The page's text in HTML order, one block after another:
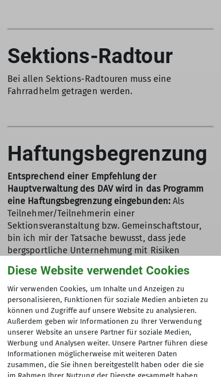
Sektions-Radtour
Bei allen Sektions-Radtouren muss eine
Fahrradhelm getragen werden.
Haftungsbegrenzung
Entsprechend einer Empfehlung der
Hauptverwaltung des DAV wird in das Programm
eine Haftungsbegrenzung eingebunden:Als
Teilnehmer/Teilnehmerin einer
Sektionsveranstaltung bzw. Gemeinschaftstour,
bin ich mir der Tatsache bewusst, dass jede
bergsportliche Unternehmung mit Risiken
verbunden ist, die sich nicht vollständig
ausschließen lassen. Ich erkenne daher an, dass
die Sektion Dingolfing und ihre verantwortlichen
ehrenamtlichen Kurs- und Tourenleiter/innen -
soweit gesetzlich zulässig - von jeglicher Haftung,
sowohl dem Grunde wie auch der Höhe nach,
freigestellt werden, die über den im Rahmen der
Mitgliedschaft im DAV sowie für die
ehrenamtliche Tätigkeit bestehenden
Versicherungsschutz hinausgeht. Dies gilt nicht
Diese Website verwendet Cookies
Wir verwenden Cookies, um Inhalte und Anzeigen zu
personalisieren, Funktionen für soziale Medien anbieten zu
können und Zugriffe auf unsere Website zu analysieren.
Außerdem geben wir Informationen zu Ihrer Verwendung
unserer Website an unsere Partner für soziale Medien,
Werbung und Analysen weiter. Unsere Partner führen diese
Informationen möglicherweise mit weiteren Daten
zusammen, die Sie ihnen bereitgestellt haben oder die sie